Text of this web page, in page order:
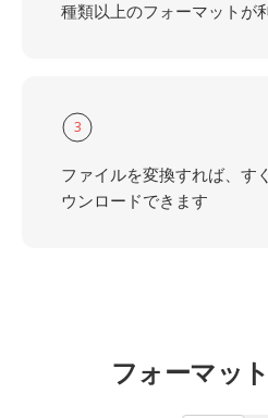
種類以上のフォーマットが
3
ファイルを変換すれば、す
ウンロードできます
フォーマッ